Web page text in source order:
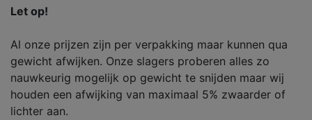
Let op!
Al onze prijzen zijn per verpakking maar kunnen qua
gewicht afwijken. Onze slagers proberen alles zo
nauwkeurig mogelijk op gewicht te snijden maar wij
houden een afwijking van maximaal 5% zwaarder of
lichter aan.